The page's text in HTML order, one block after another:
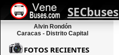
SECbuses
Alvin Rondón
Caracas - Distrito Capital
FOTOS RECIENTES